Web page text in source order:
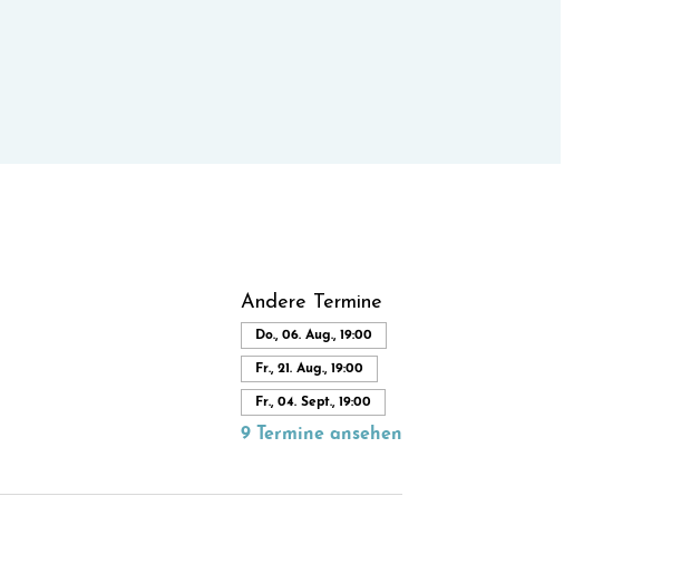
Andere Termine
Do., 06. Aug., 19:00
Fr., 21. Aug., 19:00
Fr., 04. Sept., 19:00
9 Termine ansehen